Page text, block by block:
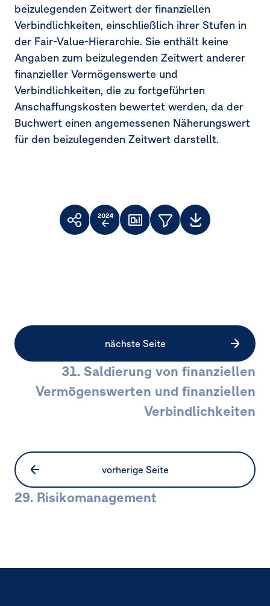
beizulegenden Zeitwert der finanziellen
Verbindlichkeiten, einschließlich ihrer Stufen in
der Fair-Value-Hierarchie. Sie enthält keine
Angaben zum beizulegenden Zeitwert anderer
finanzieller Vermögenswerte und
Verbindlichkeiten, die zu fortgeführten
Anschaffungskosten bewertet werden, da der
Buchwert einen angemessenen Näherungswert
für den beizulegenden Zeitwert darstellt.
Weiterempfehlen
VergleichDashboardThemenfilter
Downloads
vorherige Seite
29. Risikomanagement
nächste Seite
31. Saldierung von finanziellen
Vermögenswerten und finanziellen
Verbindlichkeiten